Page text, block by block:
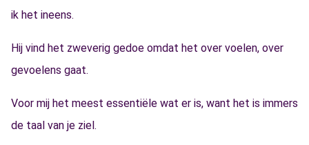
ik het ineens.
Hij vind het zweverig gedoe omdat het over voelen, over
gevoelens gaat.
Voor mij het meest essentiële wat er is, want het is immers
de taal van je ziel.